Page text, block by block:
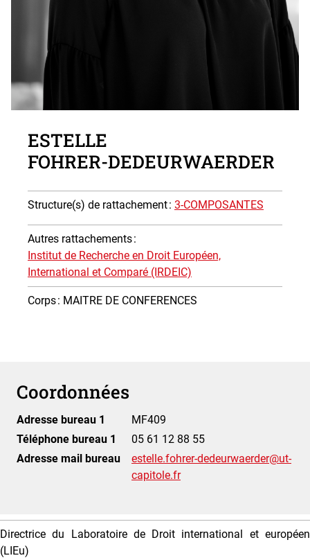
ESTELLE
FOHRER-DEDEURWAERDER
Structure(s) de rattachement: 3-COMPOSANTES
Autres rattachements:
Institut de Recherche en Droit Européen,
International et Comparé (IRDEIC)
Corps: MAITRE DE CONFERENCES
Coordonnées
Adresse bureau 1
MF409
Téléphone bureau 1
05 61 12 88 55
Adresse mail bureau
estelle.fohrer-dedeurwaerder@ut-
capitole.fr
Directrice du Laboratoire de Droit international et européen
(LIEu)